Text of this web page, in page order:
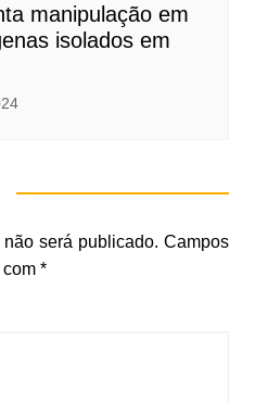
manipulação em
isolados em
será publicado. Campos
*